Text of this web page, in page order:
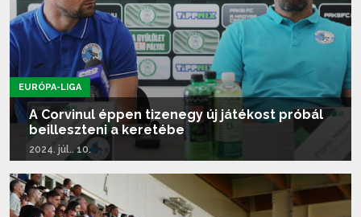
EURÓPA-LIGA
A Corvinul éppen tizenegy új játékost próbál
beilleszteni a keretébe
2024. júl.. 10.
Tovább olvasom...